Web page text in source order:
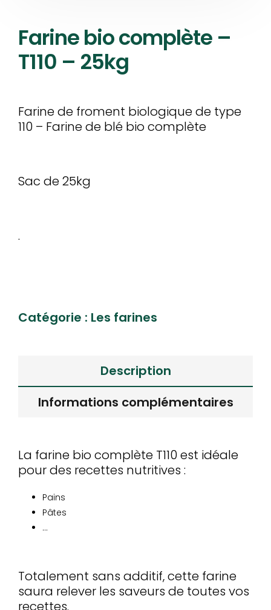
Farine bio complète –
T110 – 25kg
Farine de froment biologique de type
110 – Farine de blé bio complète
Sac de 25kg
.
Catégorie : Les farines
Description
Informations complémentaires
La farine bio complète T110 est idéale
pour des recettes nutritives :
Pains
Pâtes
…
Totalement sans additif, cette farine
saura relever les saveurs de toutes vos
recettes.